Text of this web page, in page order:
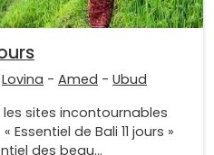
Lovina - Amed - Ubud
sites incontournables
Essentiel de Bali 11 jours »
des beau...